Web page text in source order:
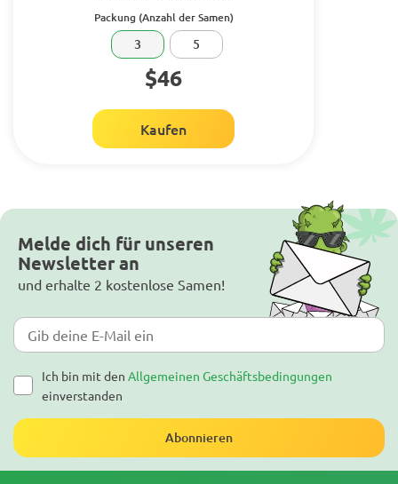
Packung (Anzahl der Samen)
3 5
$46
Kaufen
Melde dich für unseren
Newsletter an
und erhalte 2 kostenlose Samen!
Ich bin mit den Allgemeinen Geschäftsbedingungen
einverstanden
Abonnieren